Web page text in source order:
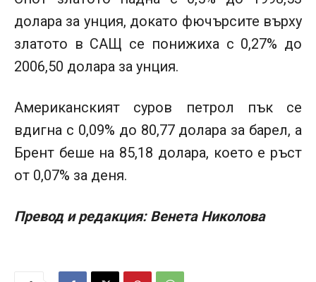
долара за унция, докато фючърсите върху
златото в САЩ се понижиха с 0,27% до
2006,50 долара за унция.
Американският суров петрол пък се
вдигна с 0,09% до 80,77 долара за барел, а
Брент беше на 85,18 долара, което е ръст
от 0,07% за деня.
Превод и редакция: Венета Николова